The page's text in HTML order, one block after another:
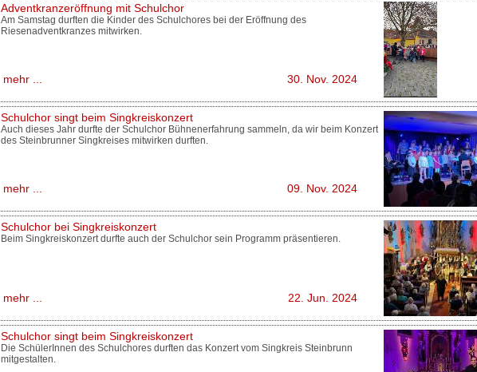
Adventkranzeröffnung mit Schulchor
Am Samstag durften die Kinder des Schulchores bei der Eröffnung des
Riesenadventkranzes mitwirken.
mehr ... 30. Nov. 2024
Schulchor singt beim Singkreiskonzert
Auch dieses Jahr durfte der Schulchor Bühnenerfahrung sammeln, da wir beim Konzert
des Steinbrunner Singkreises mitwirken durften.
mehr ... 09. Nov. 2024
Schulchor bei Singkreiskonzert
Beim Singkreiskonzert durfte auch der Schulchor sein Programm präsentieren.
mehr ... 22. Jun. 2024
Schulchor singt beim Singkreiskonzert
Die SchülerInnen des Schulchores durften das Konzert vom Singkreis Steinbrunn
mitgestalten.